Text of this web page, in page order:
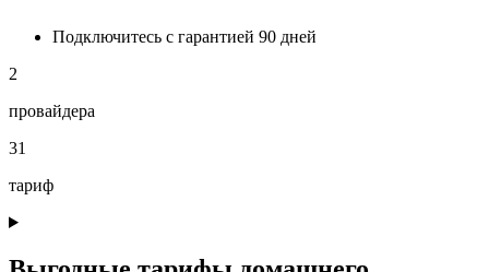
Подключитесь с гарантией 90 дней
2
провайдера
31
тариф